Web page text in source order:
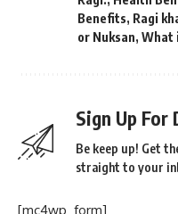
Benefits, Ragi
or Nuksan, What
Sign Up
Be keep up! Get
straight to your
[mc4wp_form]